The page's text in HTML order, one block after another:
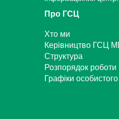
Про ГСЦ
Хто ми
Керівництво ГСЦ
Структура
Розпорядок роботи
Графіки